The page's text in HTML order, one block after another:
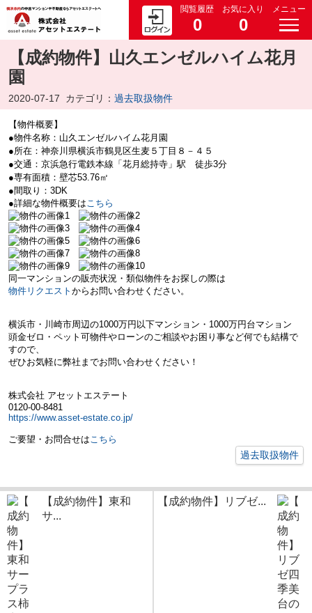
閲覧履歴
0
お気に入り
0
メニュー
【成約物件】山久エンゼルハイム花月
園
2020-07-17 カテゴリ： 過去取扱物件
【物件概要】
●物件名称：山久エンゼルハイム花月園
●所在：神奈川県横浜市鶴見区生麦５丁目８－４５
●交通：京浜急行電鉄本線「花月総持寺」駅 徒歩3分
●専有面積：壁芯53.76㎡
●間取り：3DK
●詳細な物件概要はこちら
同一マンションの販売状況・類似物件をお探しの際は
物件リクエスト からお問い合わせください。
横浜市・川崎市周辺の1000万円以下マンション・ 1000万円台マション
頭金ゼロ・ペット可物件やローンのご相談やお困り事など何でも結構で
すので、
ぜひお気軽に弊社までお問い合わせください！
株式会社 アセットエステート
0120-00-8481
https://www.asset-estate.co.jp/
ご要望・お問合せはこちら
過去取扱物件
【成約物件】東和
サ...
【成約物件】リブゼ...